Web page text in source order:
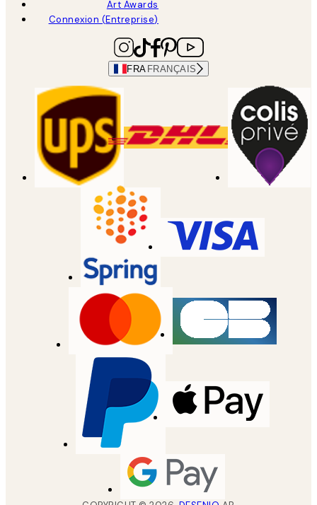
Art Awards
Connexion (Entreprise)
FRA FRANÇAIS